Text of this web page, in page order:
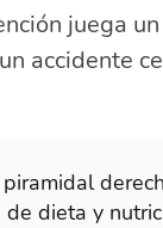
juega
accidente
dieta y